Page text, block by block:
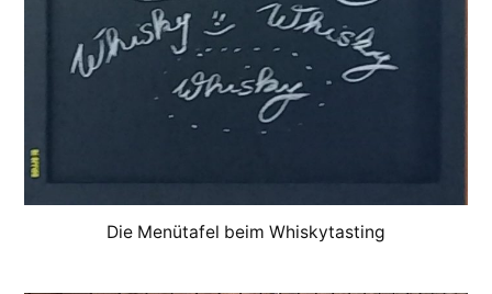
Die Menütafel beim Whiskytasting